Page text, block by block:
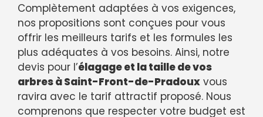
Complètement adaptées à vos exigences,
nos propositions sont conçues pour vous
offrir les meilleurs tarifs et les formules les
plus adéquates à vos besoins. Ainsi, notre
devis pour l’élagage et la taille de vos
arbres à Saint-Front-de-Pradoux vous
ravira avec le tarif attractif proposé. Nous
comprenons que respecter votre budget est